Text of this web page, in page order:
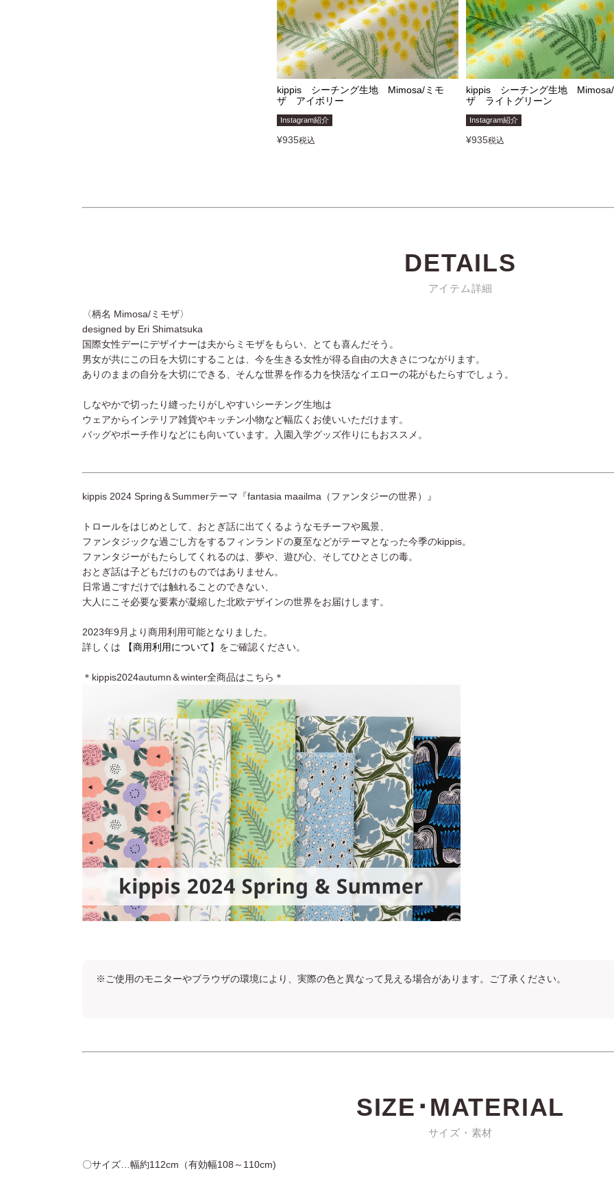
kippis シーチング生地 Mimosa/ミモ
ザ アイボリー
Instagram紹介
¥935税込
kippis シーチング生地
ザ ライトグリーン
Instagram紹介
¥935税込
DETAILS
アイテム詳細
〈柄名 Mimosa/ミモザ〉
designed by Eri Shimatsuka
国際女性デーにデザイナーは夫からミモザをもらい、とても喜んだそう。
男女が共にこの日を大切にすることは、今を生きる女性が得る自由の大きさにつながります。
ありのままの自分を大切にできる、そんな世界を作る力を快活なイエローの花がもたらすでしょう。
しなやかで切ったり縫ったりがしやすいシーチング生地は
ウェアからインテリア雑貨やキッチン小物など幅広くお使いいただけます。
バッグやポーチ作りなどにも向いています。入園入学グッズ作りにもおススメ。
kippis 2024 Spring＆Summerテーマ『fantasia maailma（ファンタジーの世界）』
トロールをはじめとして、おとぎ話に出てくるようなモチーフや風景、
ファンタジックな過ごし方をするフィンランドの夏至などがテーマとなった今季のkippis。
ファンタジーがもたらしてくれるのは、夢や、遊び心、そしてひとさじの毒。
おとぎ話は子どもだけのものではありません。
日常過ごすだけでは触れることのできない、
大人にこそ必要な要素が凝縮した北欧デザインの世界をお届けします。
2023年9月より商用利用可能となりました。
詳しくは
【商用利用について】 をご確認ください。
＊kippis2024autumn＆winter全商品はこちら＊
※ご使用のモニターやブラウザの環境により、実際の色と異なって見える場合があります。ご了承ください。
SIZE･MATERIAL
サイズ・素材
〇サイズ…幅約112cm（有効幅108～110cm)